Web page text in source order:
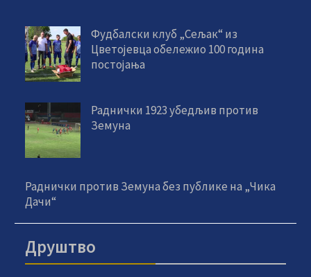
Фудбалски клуб „Сељак“ из
Цветојевца обележио 100 година
постојања
Раднички 1923 убедљив против
Земуна
Раднички против Земуна без публике на „Чика
Дачи“
Друштво